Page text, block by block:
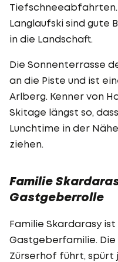
Tiefschneeabfahrten.
Langlaufski sind gute
in die Landschaft.
Die Sonnenterrasse
an die Piste und ist
Arlberg. Kenner von
Skitage längst so,
Lunchtime in der
ziehen.
Familie
Gastgeberrolle
Familie Skardarasy
Gastgeberfamilie.
Zürserhof führt, spürt